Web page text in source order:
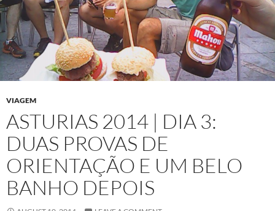
VIAGEM
ASTURIAS 2014 | DIA 3:
DUAS PROVAS DE
ORIENTAÇÃO E UM BELO
BANHO DEPOIS